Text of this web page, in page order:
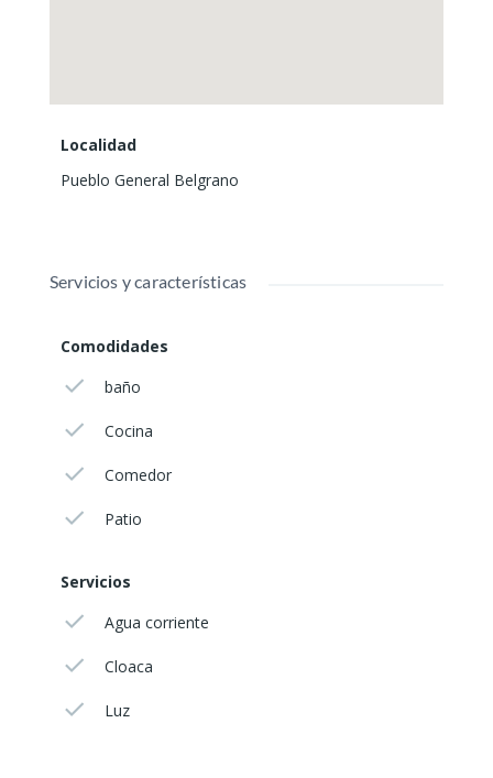
Localidad
Pueblo General Belgrano
Servicios y características
Comodidades
baño
Cocina
Comedor
Patio
Servicios
Agua corriente
Cloaca
Luz